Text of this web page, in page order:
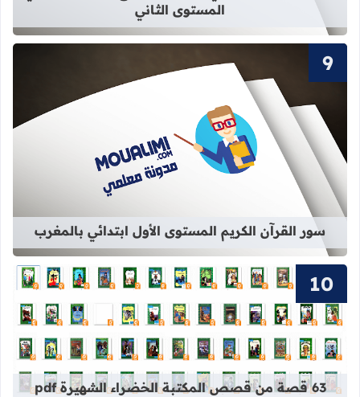
المستوى الثاني
قراءة المزيد عن سور القرآن الكريم
سور القرآن الكريم المستوى الأول ابتدائي بالمغرب
قراءة المزيد عن 63 قصة من قصص المكتبة الخضراء الشهيرة pdf برابط واحد
63 قصة من قصص المكتبة الخضراء الشهيرة pdf